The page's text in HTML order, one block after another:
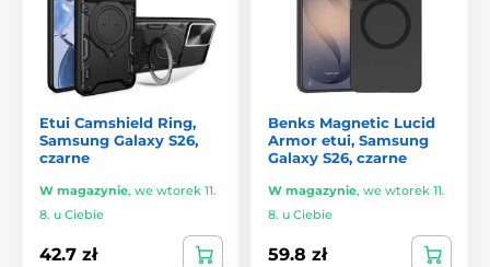
Etui Camshield Ring,
Samsung Galaxy S26,
czarne
W magazynie, we wtorek 11.
8. u Ciebie
42.7 zł
Benks Magnetic Lucid
Armor etui, Samsung
Galaxy S26, czarne
W magazynie, we wtorek 11.
8. u Ciebie
59.8 zł